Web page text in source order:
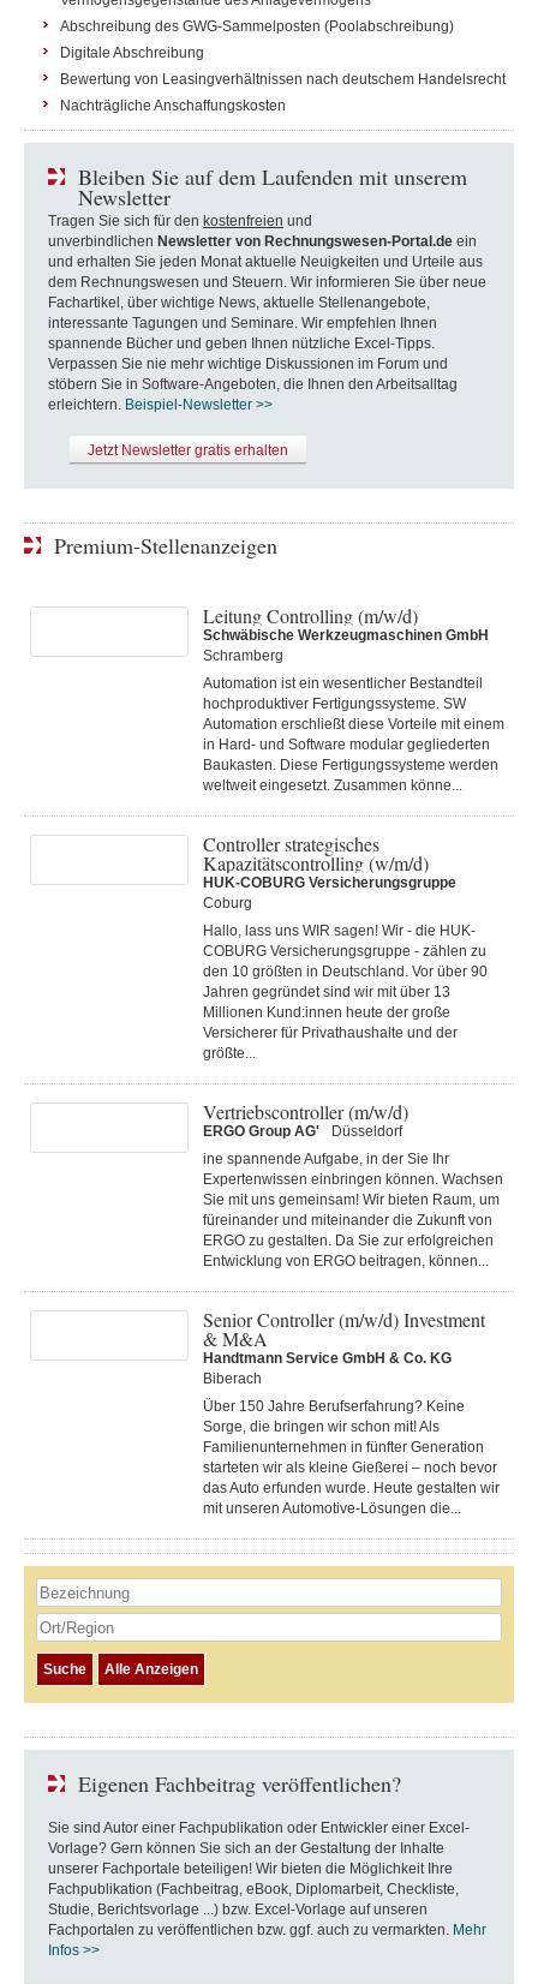
Abschreibung des GWG-Sammelposten (Poolabschreibung)
Digitale Abschreibung
Bewertung von Leasingverhältnissen nach deutschem Handelsrecht
Nachträgliche Anschaffungskosten
Bleiben Sie auf dem Laufenden mit unserem
Newsletter
Tragen Sie sich für den kostenfreien und
unverbindlichen Newsletter von Rechnungswesen-Portal.de ein
und erhalten Sie jeden Monat aktuelle Neuigkeiten und Urteile aus
dem Rechnungswesen und Steuern. Wir informieren Sie über neue
Fachartikel, über wichtige News, aktuelle Stellenangebote,
interessante Tagungen und Seminare. Wir empfehlen Ihnen
spannende Bücher und geben Ihnen nützliche Excel-Tipps.
Verpassen Sie nie mehr wichtige Diskussionen im Forum und
stöbern Sie in Software-Angeboten, die Ihnen den Arbeitsalltag
erleichtern. Beispiel-Newsletter >>
Jetzt Newsletter gratis erhalten
Premium-Stellenanzeigen
Leitung Controlling (m/w/d)
Schwäbische Werkzeugmaschinen GmbH
Schramberg
Automation ist ein wesentlicher Bestandteil
hochproduktiver Fertigungssysteme. SW
Automation erschließt diese Vorteile mit einem
in Hard- und Software modular gegliederten
Baukasten. Diese Fertigungs­systeme werden
weltweit eingesetzt. Zusammen könne...
Controller strategisches
Kapazitätscontrolling (w/m/d)
HUK-COBURG Versicherungsgruppe
Coburg
Hallo, lass uns WIR sagen! Wir - die HUK-
COBURG Versicherungsgruppe - zählen zu
den 10 größten in Deutschland. Vor über 90
Jahren gegründet sind wir mit über 13
Millionen Kund:innen heute der große
Versicherer für Privathaushalte und der
größte...
Vertriebscontroller (m/w/d)
ERGO Group AG'
Düsseldorf
ine spannende Aufgabe, in der Sie Ihr
Expertenwissen einbringen können. Wachsen
Sie mit uns gemeinsam! Wir bieten Raum, um
füreinander und miteinander die Zukunft von
ERGO zu gestalten. Da Sie zur erfolgreichen
Entwicklung von ERGO beitragen, können...
Senior Controller (m/w/d) Investment
& M&A
Handtmann Service GmbH & Co. KG
Biberach
Über 150 Jahre Berufserfahrung? Keine
Sorge, die bringen wir schon mit! Als
Familienunternehmen in fünfter Generation
starteten wir als kleine Gießerei – noch bevor
das Auto erfunden wurde. Heute gestalten wir
mit unseren Automotive-Lösungen die...
Eigenen Fachbeitrag veröffentlichen?
Sie sind Autor einer Fachpublikation oder Entwickler einer Excel-
Vorlage? Gern können Sie sich an der Gestaltung der Inhalte
unserer Fachportale beteiligen! Wir bieten die Möglichkeit Ihre
Fachpublikation (Fachbeitrag, eBook, Diplomarbeit, Checkliste,
Studie, Berichtsvorlage ...) bzw. Excel-Vorlage auf unseren
Fachportalen zu veröffentlichen bzw. ggf. auch zu vermarkten. Mehr
Infos >>